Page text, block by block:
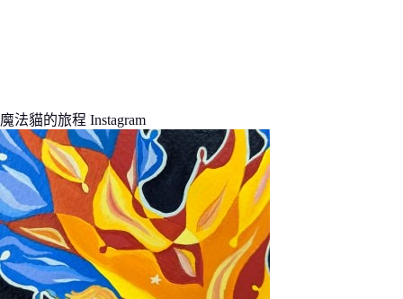
魔法貓的旅程 Instagram